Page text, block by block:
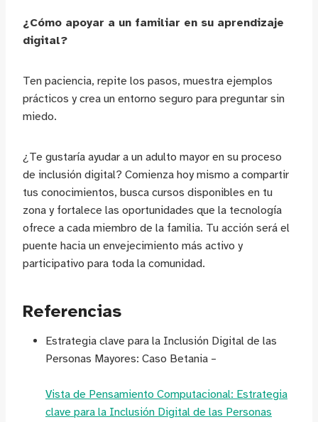
¿Cómo apoyar a un familiar en su aprendizaje
digital?
Ten paciencia, repite los pasos, muestra ejemplos
prácticos y crea un entorno seguro para preguntar sin
miedo.
¿Te gustaría ayudar a un adulto mayor en su proceso
de inclusión digital? Comienza hoy mismo a compartir
tus conocimientos, busca cursos disponibles en tu
zona y fortalece las oportunidades que la tecnología
ofrece a cada miembro de la familia. Tu acción será el
puente hacia un envejecimiento más activo y
participativo para toda la comunidad.
Referencias
Estrategia clave para la Inclusión Digital de las
Personas Mayores: Caso Betania –
Vista de Pensamiento Computacional: Estrategia
clave para la Inclusión Digital de las Personas